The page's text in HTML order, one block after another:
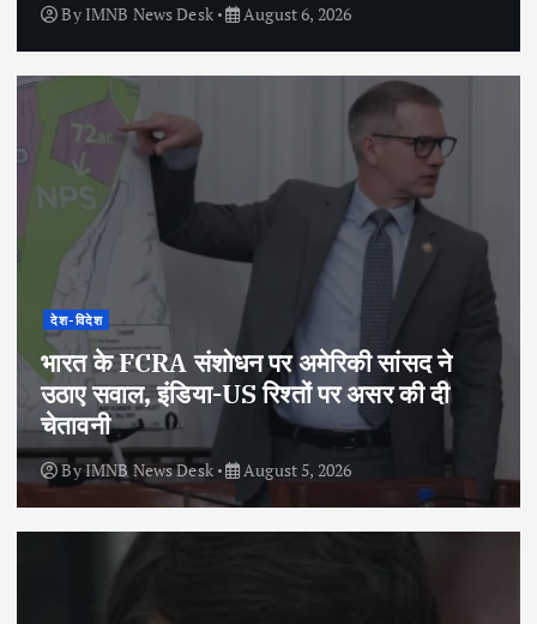
By IMNB News Desk August 6, 2026
देश-विदेश
भारत के FCRA संशोधन पर अमेरिकी सांसद ने
उठाए सवाल, इंडिया-US रिश्तों पर असर की दी
चेतावनी
ByIMNB News Desk August 5, 2026